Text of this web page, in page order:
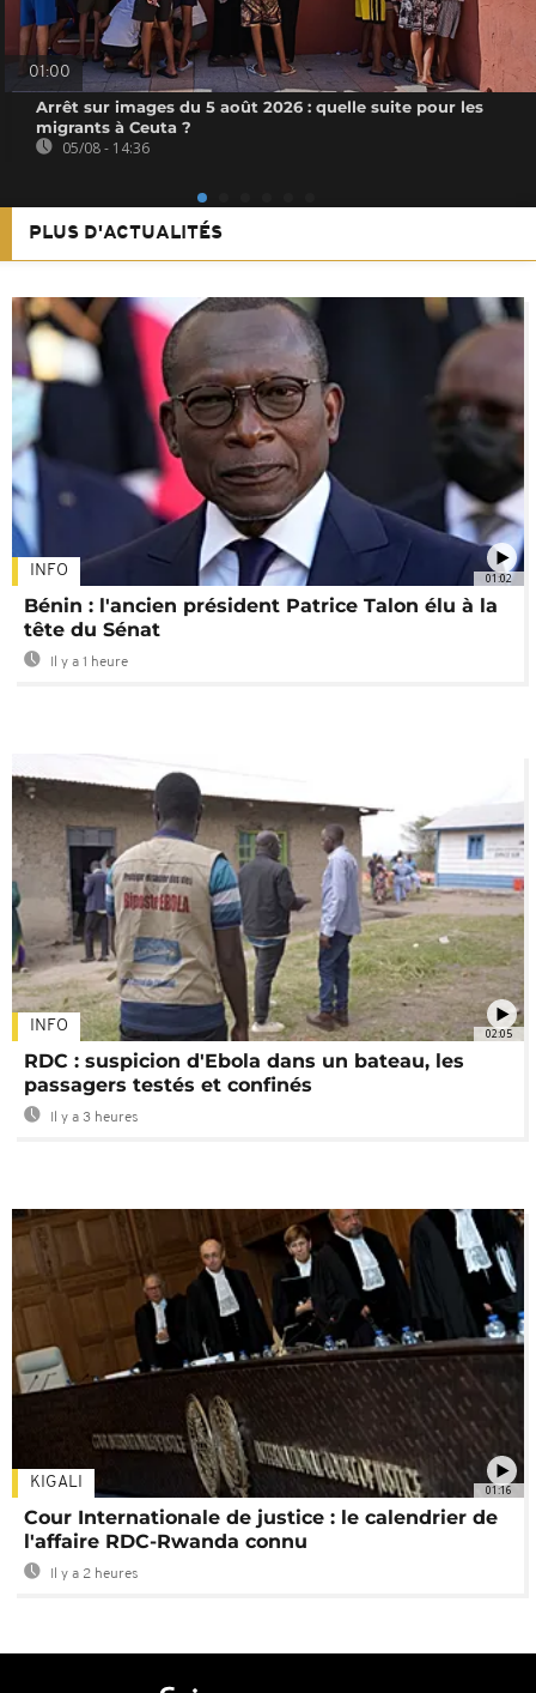
01:00
Arrêt sur images du 5 août 2026 : quelle suite pour les
migrants à Ceuta ?
05/08 - 14:36
PLUS D'ACTUALITÉS
01:02
INFO
Bénin : l'ancien président Patrice Talon élu à la
tête du Sénat
Il y a 1 heure
02:05
INFO
RDC : suspicion d'Ebola dans un bateau, les
passagers testés et confinés
Il y a 3 heures
01:16
KIGALI
Cour Internationale de justice : le calendrier de
l'affaire RDC-Rwanda connu
Il y a 2 heures